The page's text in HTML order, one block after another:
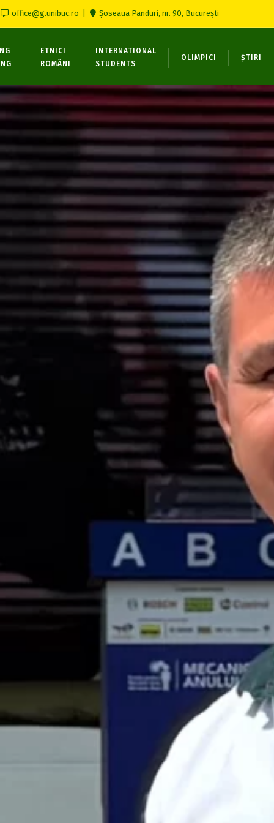
office@g.unibuc.ro Șoseaua Panduri, nr. 90, București
ETNICI
ROMÂNI
INTERNATIONAL
STUDENTS
OLIMPICI ȘTIRI